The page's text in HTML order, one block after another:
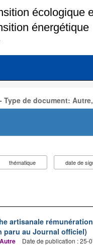
Type de document:
thématique
date de
artisanale
paru au Journal officiel)
Autre Date de publication : 25-